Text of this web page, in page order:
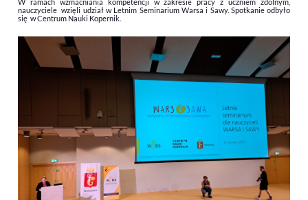
W ramach wzmacniania kompetencji w zakresie pracy z uczniem zdolnym,
nauczyciele wzięli udział w Letnim Seminarium Warsa i Sawy. Spotkanie odbyło
się w Centrum Nauki Kopernik.